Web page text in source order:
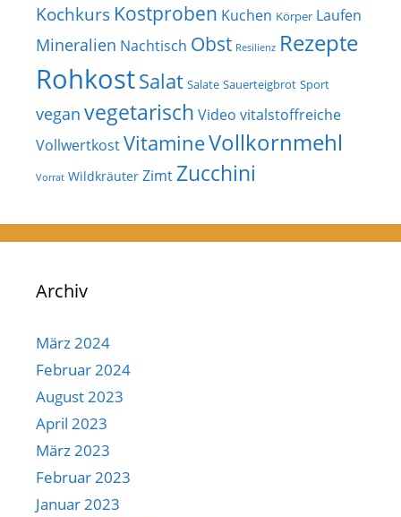
Kochkurs Kostproben Kuchen Körper Laufen
Mineralien Nachtisch Obst Resilienz Rezepte
RohkostSalat Salate Sauerteigbrot Sport
vegan vegetarisch Video vitalstoffreiche
VollwertkostVitamineVollkornmehl
Vorrat Wildkräuter Zimt Zucchini
Archiv
März 2024
Februar 2024
August 2023
April 2023
März 2023
Februar 2023
Januar 2023